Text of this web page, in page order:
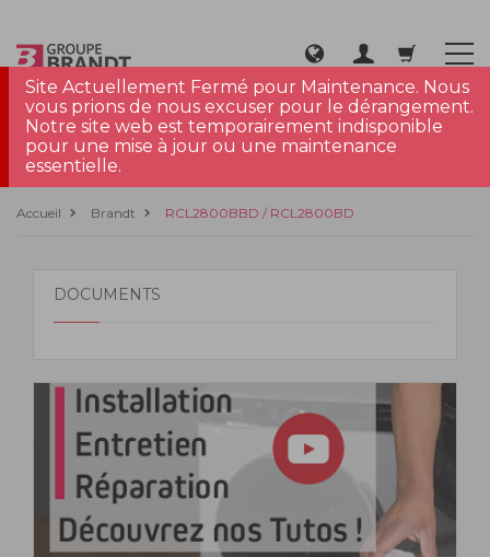
Site Actuellement Fermé pour Maintenance. Nous
vous prions de nous excuser pour le dérangement.
Notre site web est temporairement indisponible
pour une mise à jour ou une maintenance
essentielle.
Accueil Brandt RCL2800BBD / RCL2800BD
DOCUMENTS